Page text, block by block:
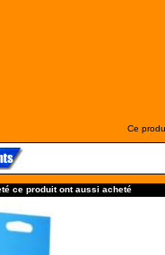
Ce
ce produit ont aussi acheté